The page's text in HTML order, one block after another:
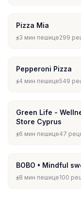
Pizza Mia
3 мин пешице299
Pepperoni Pizza
4 мин пешице549
Green Life -
Store Cyprus
6 мин пешице47
BOBO • Mindful
8 мин пешице100